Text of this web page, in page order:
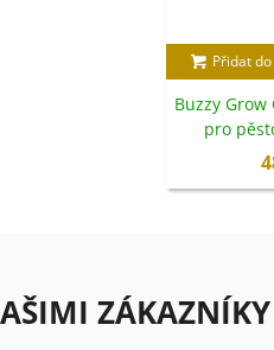
Přidat
Buzzy
pro
Pieterpik -
ZÁKAZNÍKY